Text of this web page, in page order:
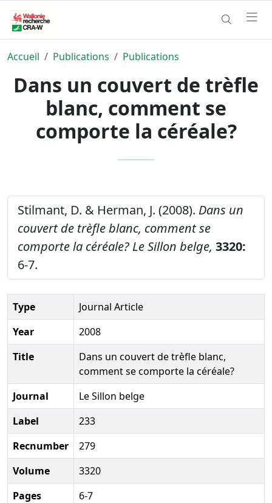
Accueil Publications Publications
Dans un couvert de trèfle
blanc, comment se
comporte la céréale?
Stilmant, D. & Herman, J. (2008). Dans un
couvert de trèfle blanc, comment se
comporte la céréale? Le Sillon belge, 3320:
6-7.
Type
Journal Article
Year
2008
Title
Dans un couvert de trèfle blanc,
comment se comporte la céréale?
Journal
Le Sillon belge
Label
233
Recnumber
279
Volume
3320
Pages
6-7